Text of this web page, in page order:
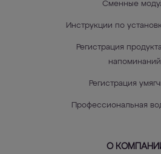
Сменные
Инструкции по
Регистрация
Регистрация
Профессиональная
О